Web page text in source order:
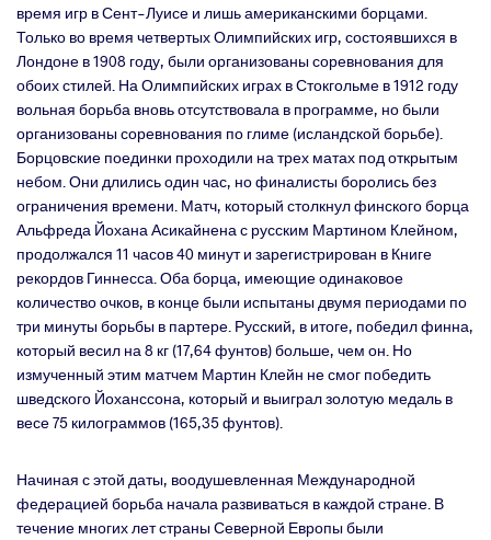
время игр в Сент-Луисе и лишь американскими борцами.
Только во время четвертых Олимпийских игр, состоявшихся в
Лондоне в 1908 году, были организованы соревнования для
обоих стилей. На Олимпийских играх в Стокгольме в 1912 году
вольная борьба вновь отсутствовала в программе, но были
организованы соревнования по глиме (исландской борьбе).
Борцовские поединки проходили на трех матах под открытым
небом. Они длились один час, но финалисты боролись без
ограничения времени. Матч, который столкнул финского борца
Альфреда Йохана Асикайнена с русским Мартином Клейном,
продолжался 11 часов 40 минут и зарегистрирован в Книге
рекордов Гиннесса. Оба борца, имеющие одинаковое
количество очков, в конце были испытаны двумя периодами по
три минуты борьбы в партере. Русский, в итоге, победил финна,
который весил на 8 кг (17,64 фунтов) больше, чем он. Но
измученный этим матчем Мартин Клейн не смог победить
шведского Йоханссона, который и выиграл золотую медаль в
весе 75 килограммов (165,35 фунтов).
Начиная с этой даты, воодушевленная Международной
федерацией борьба начала развиваться в каждой стране. В
течение многих лет страны Северной Европы были